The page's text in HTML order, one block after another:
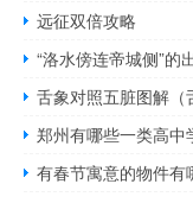
远征双倍攻略
“洛水傍连帝城侧”的
舌象对照五脏图解（
郑州有哪些一类高中
有春节寓意的物件有